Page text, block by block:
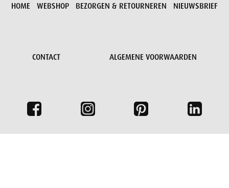
HOME WEBSHOP BEZORGEN & RETOURNEREN NIEUWSBRIEF
CONTACT ALGEMENE VOORWAARDEN